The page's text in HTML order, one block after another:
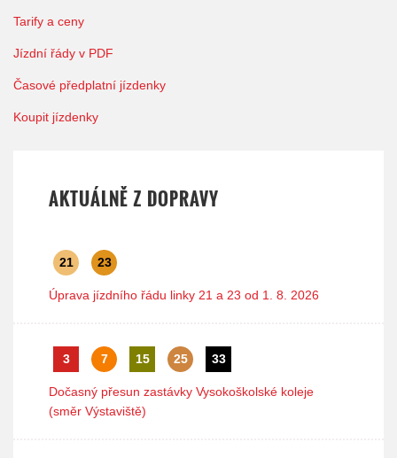
Tarify a ceny
Jízdní řády v PDF
Časové předplatní jízdenky
Koupit jízdenky
AKTUÁLNĚ Z DOPRAVY
21 23
Úprava jízdního řádu linky 21 a 23 od 1. 8. 2026
3 7 15 25 33
Dočasný přesun zastávky Vysokoškolské koleje
(směr Výstaviště)